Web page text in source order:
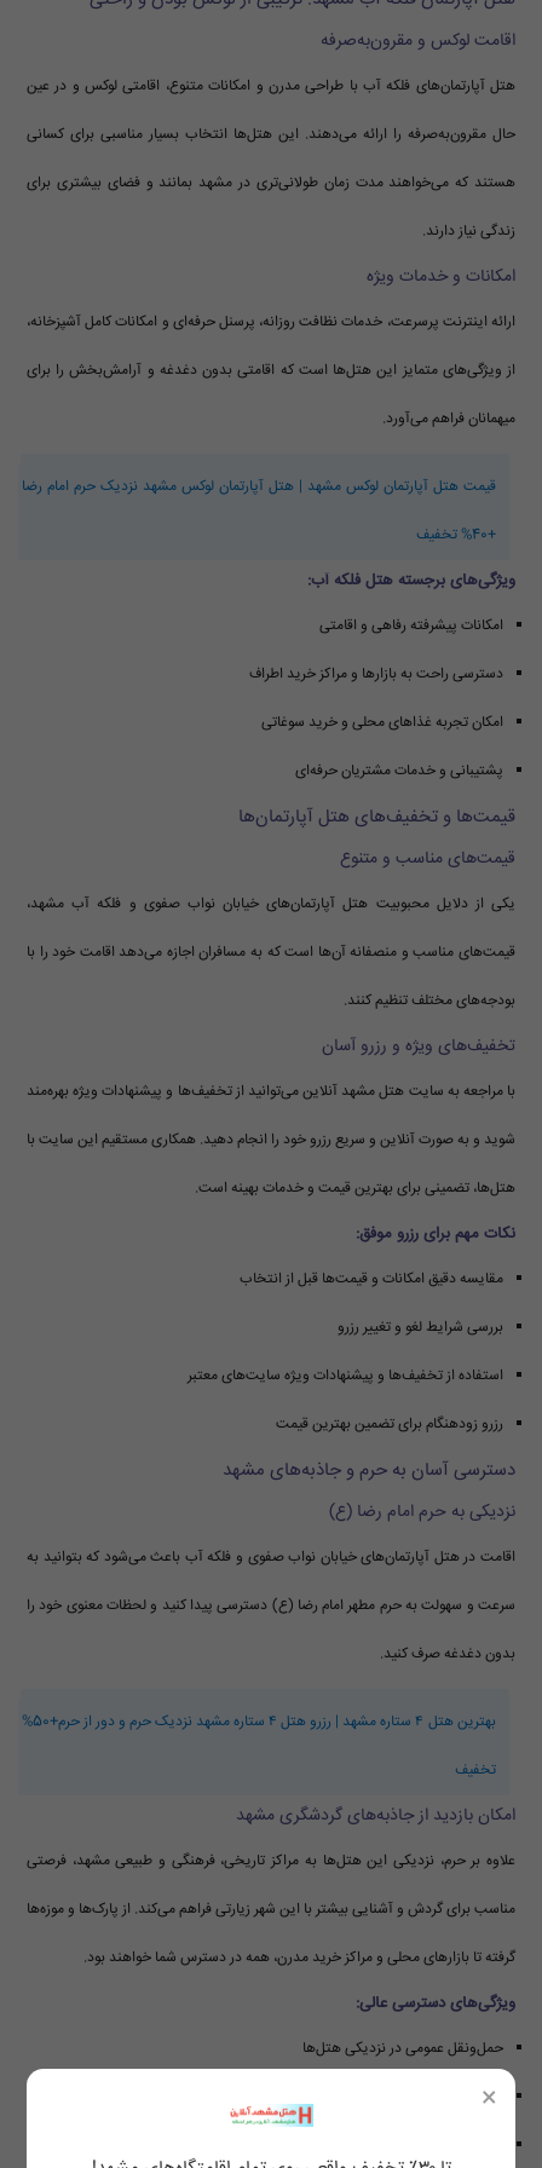
اقامت لوکس و مقرون‌به‌صرفه
هتل آپارتمان‌های فلکه آب با طراحی مدرن و امکانات متنوع، اقامتی لوکس و در عین
حال مقرون‌به‌صرفه را ارائه می‌دهند. این هتل‌ها انتخاب بسیار مناسبی برای کسانی
هستند که می‌خواهند مدت زمان طولانی‌تری در مشهد بمانند و فضای بیشتری برای
زندگی نیاز دارند.
امکانات و خدمات ویژه
ارائه اینترنت پرسرعت، خدمات نظافت روزانه، پرسنل حرفه‌ای و امکانات کامل آشپزخانه،
از ویژگی‌های متمایز این هتل‌ها است که اقامتی بدون دغدغه و آرامش‌بخش را برای
میهمانان فراهم می‌آورد.
قیمت هتل آپارتمان لوکس مشهد | هتل آپارتمان لوکس مشهد نزدیک حرم امام رضا
+40% تخفیف
ویژگی‌های برجسته هتل فلکه آب:
امکانات پیشرفته رفاهی و اقامتی
دسترسی راحت به بازارها و مراکز خرید اطراف
امکان تجربه غذاهای محلی و خرید سوغاتی
پشتیبانی و خدمات مشتریان حرفه‌ای
قیمت‌ها و تخفیف‌های هتل آپارتمان‌ها
قیمت‌های مناسب و متنوع
یکی از دلایل محبوبیت هتل آپارتمان‌های خیابان نواب صفوی و فلکه آب مشهد،
قیمت‌های مناسب و منصفانه آن‌ها است که به مسافران اجازه می‌دهد اقامت خود را با
بودجه‌های مختلف تنظیم کنند.
تخفیف‌های ویژه و رزرو آسان
با مراجعه به سایت هتل مشهد آنلاین می‌توانید از تخفیف‌ها و پیشنهادات ویژه بهره‌مند
شوید و به صورت آنلاین و سریع رزرو خود را انجام دهید. همکاری مستقیم این سایت با
هتل‌ها، تضمینی برای بهترین قیمت و خدمات بهینه است.
نکات مهم برای رزرو موفق:
مقایسه دقیق امکانات و قیمت‌ها قبل از انتخاب
بررسی شرایط لغو و تغییر رزرو
استفاده از تخفیف‌ها و پیشنهادات ویژه سایت‌های معتبر
رزرو زودهنگام برای تضمین بهترین قیمت
دسترسی آسان به حرم و جاذبه‌های مشهد
نزدیکی به حرم امام رضا (ع)
اقامت در هتل آپارتمان‌های خیابان نواب صفوی و فلکه آب باعث می‌شود که بتوانید به
سرعت و سهولت به حرم مطهر امام رضا (ع) دسترسی پیدا کنید و لحظات معنوی خود را
بدون دغدغه صرف کنید.
بهترین هتل ۴ ستاره مشهد | رزرو هتل ۴ ستاره مشهد نزدیک حرم و دور از حرم+50%
تخفیف
امکان بازدید از جاذبه‌های گردشگری مشهد
علاوه بر حرم، نزدیکی این هتل‌ها به مراکز تاریخی، فرهنگی و طبیعی مشهد، فرصتی
مناسب برای گردش و آشنایی بیشتر با این شهر زیارتی فراهم می‌کند. از پارک‌ها و موزه‌ها
گرفته تا بازارهای محلی و مراکز خرید مدرن، همه در دسترس شما خواهند بود.
ویژگی‌های دسترسی عالی:
حمل‌ونقل عمومی در نزدیکی هتل‌ها
مسیرهای پیاده‌روی امن و مناسب
×